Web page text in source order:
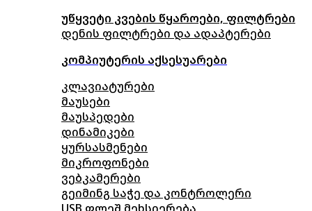
უწყვეტი კვების წყაროები, ფილტრები
დენის ფილტრები და ადაპტერები
კომპიუტერის აქსესუარები
კლავიატურები
მაუსები
მაუსპედები
დინამიკები
ყურსასმენები
მიკროფონები
ვებკამერები
გეიმინგ საჭე და კონტროლერი